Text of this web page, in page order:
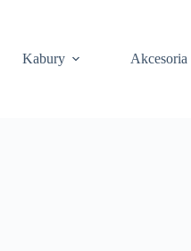
Kabury Akcesoria